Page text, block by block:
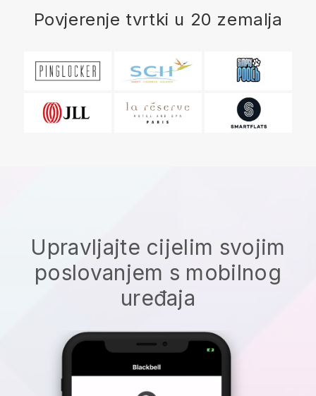
Povjerenje tvrtki u 20 zemalja
Upravljajte cijelim svojim
poslovanjem s mobilnog
uređaja